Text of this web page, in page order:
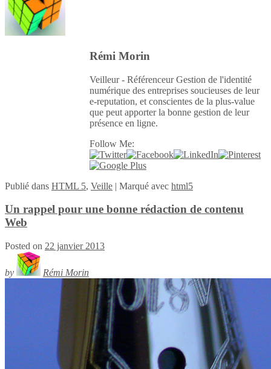
Rémi Morin
Veilleur - Référenceur Gestion de l'identité
numérique des entreprises soucieuses de leur
e-reputation, et conscientes de la plus-value
que peut apporter la bonne gestion de leur
présence en ligne.
Follow Me:
Publié dans HTML 5, Veille | Marqué avec html5
Un rappel pour une bonne rédaction de contenu
Web
Posted on 22 janvier 2013
by Rémi Morin